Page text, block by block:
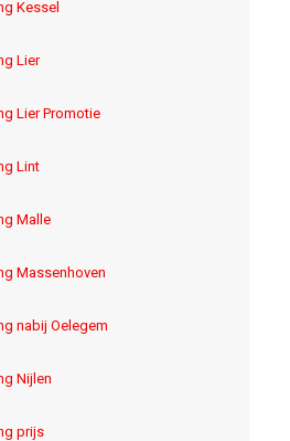
Kessel
Lier
Lier Promotie
Lint
Malle
Massenhoven
nabij Oelegem
Nijlen
prijs